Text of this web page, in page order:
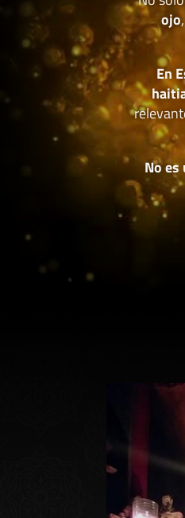
ojo,
En
No es